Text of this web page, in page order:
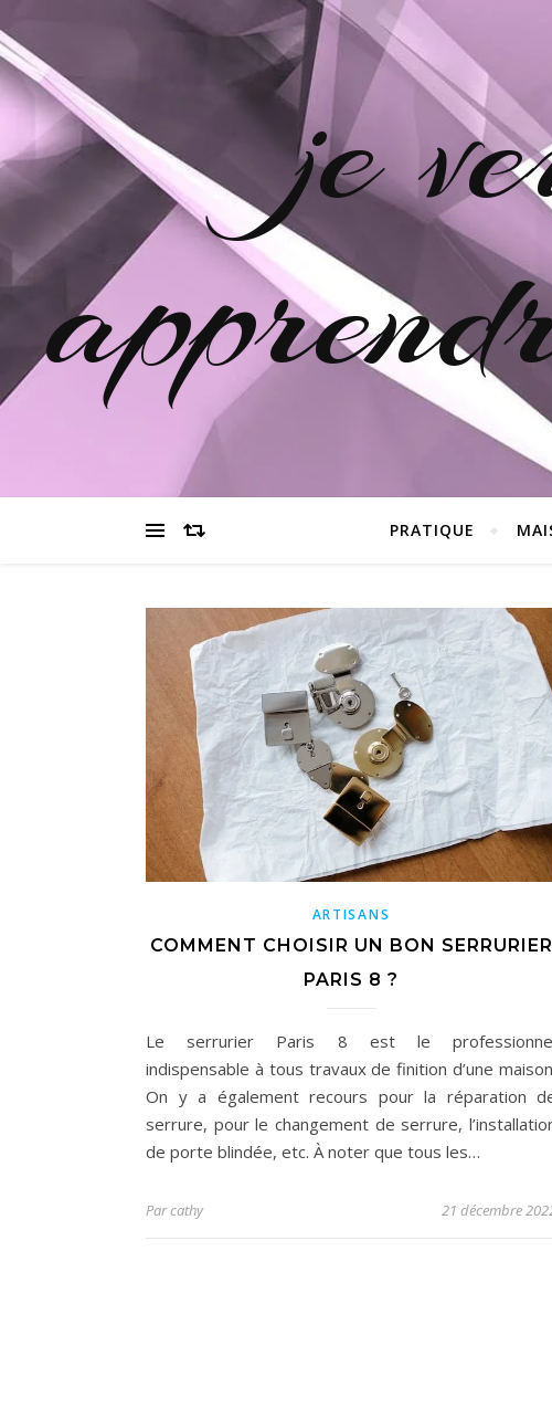
je
PRATIQUE
ARTISANS
COMMENT CHOISIR UN BON SERRURIER
PARIS 8 ?
Le serrurier Paris 8 est le
indispensable à tous travaux de finition d’une
On y a également recours pour la réparation
serrure, pour le changement de serrure,
de porte blindée, etc. À noter que tous les…
Parcathy 21 décembre